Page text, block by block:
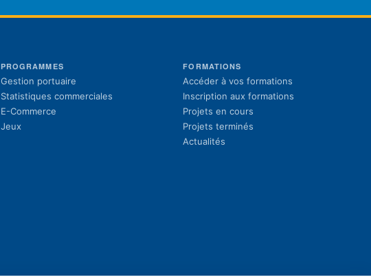
PROGRAMMES
Gestion portuaire
Statistiques commerciales
E-Commerce
Jeux
FORMATIONS
Accéder à vos formations
Inscription aux formations
Projets en cours
Projets terminés
Actualités